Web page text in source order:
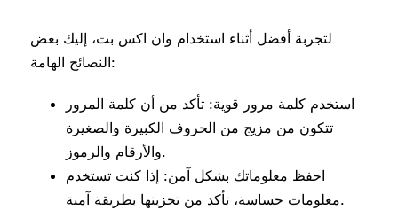
لتجربة أفضل أثناء استخدام وان اكس بت، إليك بعض
النصائح الهامة:
استخدم كلمة مرور قوية: تأكد من أن كلمة المرور
تتكون من مزيج من الحروف الكبيرة والصغيرة
والأرقام والرموز.
احفظ معلوماتك بشكل آمن: إذا كنت تستخدم
معلومات حساسة، تأكد من تخزينها بطريقة آمنة.